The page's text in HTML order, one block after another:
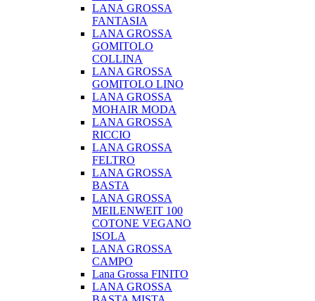
LANA GROSSA
FANTASIA
LANA GROSSA
GOMITOLO
COLLINA
LANA GROSSA
GOMITOLO LINO
LANA GROSSA
MOHAIR MODA
LANA GROSSA
RICCIO
LANA GROSSA
FELTRO
LANA GROSSA
BASTA
LANA GROSSA
MEILENWEIT 100
COTONE VEGANO
ISOLA
LANA GROSSA
CAMPO
Lana Grossa FINITO
LANA GROSSA